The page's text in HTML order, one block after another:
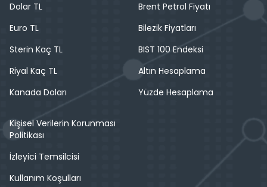
Dolar TL
Euro TL
Sterin Kaç TL
Riyal Kaç TL
Kanada Doları
Brent Petrol Fiyatı
Bilezik Fiyatları
BIST 100 Endeksi
Altın Hesaplama
Yüzde Hesaplama
Kişisel Verilerin Korunması
Politikası
İzleyici Temsilcisi
Kullanım Koşulları